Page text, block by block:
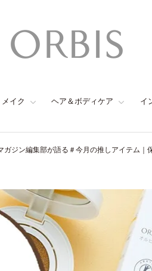
メイク ヘア＆ボディケア イ
ガジン編集部が語る＃今月の推しアイテム